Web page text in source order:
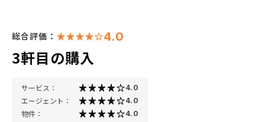
総合評価： 4.0
3軒目の購入
サービス： 4.0
エージェント： 4.0
物件： 4.0